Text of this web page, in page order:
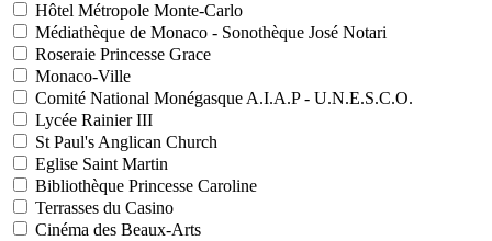
Hôtel Métropole Monte-Carlo
Médiathèque de Monaco - Sonothèque José Notari
Roseraie Princesse Grace
Monaco-Ville
Comité National Monégasque A.I.A.P - U.N.E.S.C.O.
Lycée Rainier III
St Paul's Anglican Church
Eglise Saint Martin
Bibliothèque Princesse Caroline
Terrasses du Casino
Cinéma des Beaux-Arts